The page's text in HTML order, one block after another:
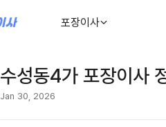
포장이사
수성동4가 포장이사
Jan 30, 2026